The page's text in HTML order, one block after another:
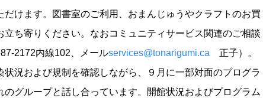
けます。図書室のご利用、おまんじゅうやクラフトのお買
ち寄りください。なおコミュニティサービス関連のご相談
2172内線102、メールservices@tonarigumi.ca 正子）。
況および規制を確認しながら、９月に一部対面のプログラ
のグループと話し合っています。開館状況およびプログラム